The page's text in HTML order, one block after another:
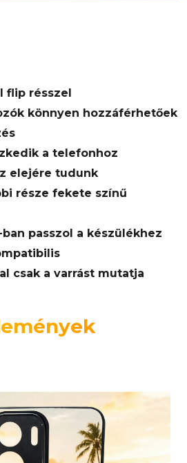
flip résszel
könnyen hozzáférhetőek
a telefonhoz
elejére tudunk
része fekete színű
passzol a készülékhez
csak a varrást mutatja